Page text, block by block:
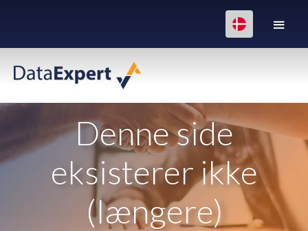
Denne side
eksisterer ikke
(længere)